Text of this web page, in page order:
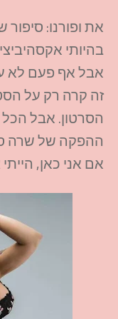
את ופורנו:
בהיותי
אבל אף פעם לא
זה קרה רק על
הסרטון. אבל
ההפקה של שרה
אם אני כאן,